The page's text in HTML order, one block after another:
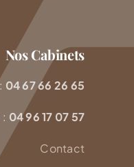
Nos Cabinets
04 67 66 26 65
04 96 17 07 57
Contact